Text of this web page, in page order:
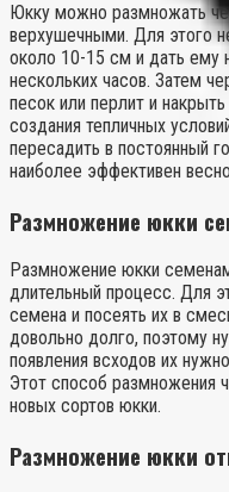
Юкку можно размножать
верхушечными. Для этого
около 10-15 см и дать ему
нескольких часов. Затем
песок или перлит и
создания тепличных
пересадить в постоянный
наиболее эффективен
Размножение юкки
Размножение юкки
длительный процесс. Для
семена и посеять их в
довольно долго, поэтому
появления всходов их
Этот способ размножения
новых сортов юкки.
Размножение юкки